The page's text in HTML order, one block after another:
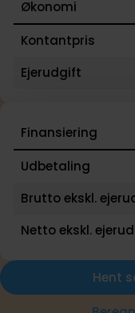
Økonomi
Kontantpris
Ejerudgift
Finansiering
Udbetaling
Brutto ekskl.
Netto ekskl.
Hent